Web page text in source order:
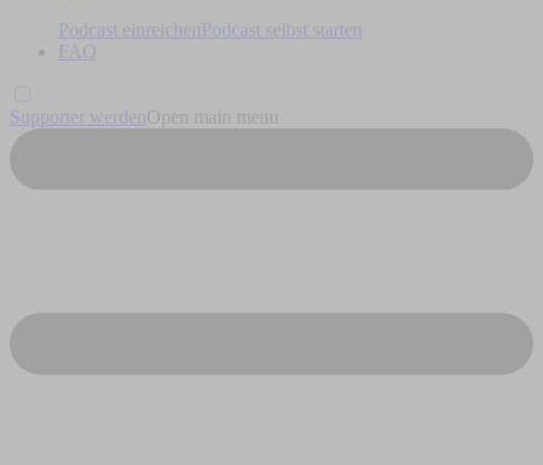
Podcast einreichen
Podcast selbst starten
FAQ
Supporter werden Open main menu